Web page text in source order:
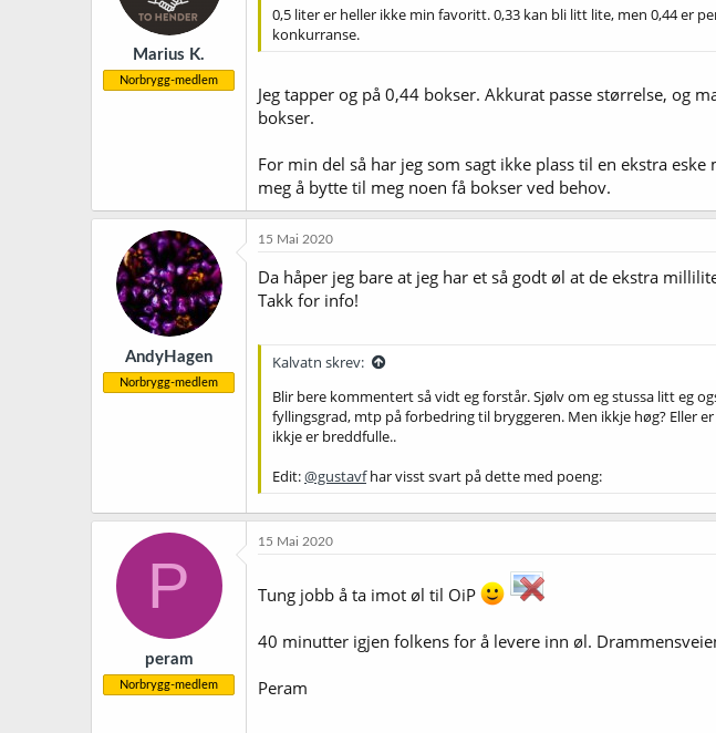
e
r
Marius K.
Norbrygg-medlem
0,5 liter er heller ikke min favoritt. 0,33 kan bli litt lite, men 0,44 er
konkurranse.
Jeg tapper og på 0,44 bokser. Akkurat passe størrelse, og
bokser.
For min del så har jeg som sagt ikke plass til en ekstra
meg å bytte til meg noen få bokser ved behov.
AndyHagen
Norbrygg-medlem
15 Mai 2020
Da håper jeg bare at jeg har et så godt øl at de ekstra
Takk for info!
Kalvatn skrev:
Blir bere kommentert så vidt eg forstår. Sjølv om eg stussa litt eg
fyllingsgrad, mtp på forbedring til bryggeren. Men ikkje høg? Eller
ikkje er breddfulle..
Edit:@gustavfhar visst svart på dette med poeng:
P
peram
Norbrygg-medlem
15 Mai 2020
Tung jobb å ta imot øl til OiP
40 minutter igjen folkens for å levere inn øl.
Peram